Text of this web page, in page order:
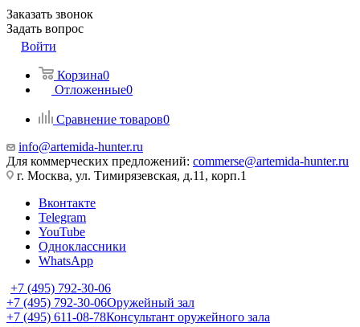
Заказать звонок
Задать вопрос
Войти
Корзина0
Отложенные0
Сравнение товаров0
info@artemida-hunter.ru
Для коммерческих предложений: commerse@artemida-hunter.ru
г. Москва, ул. Тимирязевская, д.11, корп.1
Вконтакте
Telegram
YouTube
Одноклассники
WhatsApp
+7 (495) 792-30-06
+7 (495) 792-30-06Оружейный зал
+7 (495) 611-08-78Консультант оружейного зала